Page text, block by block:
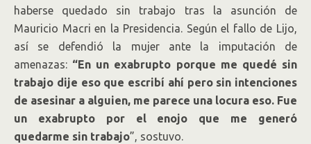
haberse quedado sin trabajo tras la asunción de
Mauricio Macri en la Presidencia. Según el fallo de Lijo,
así se defendió la mujer ante la imputación de
amenazas: “En un exabrupto porque me quedé sin
trabajo dije eso que escribí ahí pero sin intenciones
de asesinar a alguien, me parece una locura eso. Fue
un exabrupto por el enojo que me generó
quedarme sin trabajo”, sostuvo.